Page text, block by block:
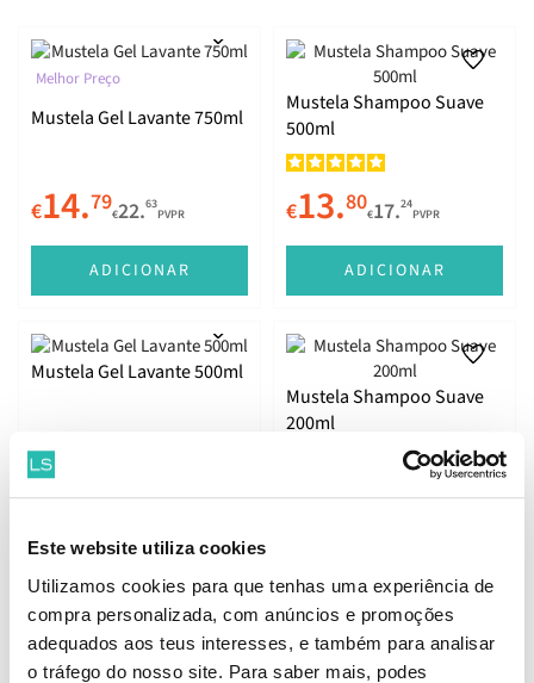
Este website utiliza cookies
Utilizamos cookies para que tenhas uma experiência de
compra personalizada, com anúncios e promoções
adequados aos teus interesses, e também para analisar
o tráfego do nosso site. Para saber mais, podes
Melhor Preço
Mustela Gel Lavante 750ml
€14.79€22.63
PVPR
ADICIONAR
Mustela Shampoo Suave
500ml
€13.80€17.24
PVPR
ADICIONAR
Mustela Gel Lavante 500ml
€15.51 19.39
Mustela Shampoo Suave
200ml
€10.28 12.85
Mustela Gel Lavante 200ml